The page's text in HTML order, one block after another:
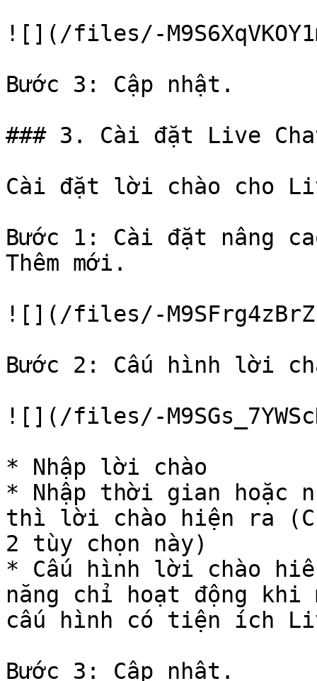
![](/files/-
Bước 3: Cập nhật.
### 3. Cài đặt Live
Cài đặt lời chào cho
Bước 1: Cài đặt nâng
Thêm mới.
![](/files/-
Bước 2: Cấu hình lời
![](/files/-
* Nhập lời chào
* Nhập thời gian hoặc
thì lời chào hiện ra
2 tùy chọn này)
* Cấu hình lời chào
năng chỉ hoạt động khi
cấu hình có tiện ích
Bước 3: Cập nhật.